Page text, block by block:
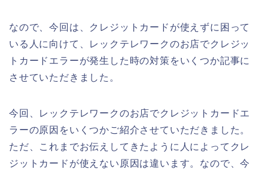
なので、今回は、クレジットカードが使えずに困って
いる人に向けて、レックテレワークのお店でクレジッ
トカードエラーが発生した時の対策をいくつか記事に
させていただきました。
今回、レックテレワークのお店でクレジットカードエ
ラーの原因をいくつかご紹介させていただきました。
ただ、これまでお伝えしてきたように人によってクレ
ジットカードが使えない原因は違います。なので、今